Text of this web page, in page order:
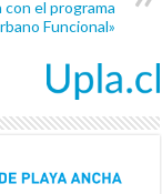
con el programa
Funcional»